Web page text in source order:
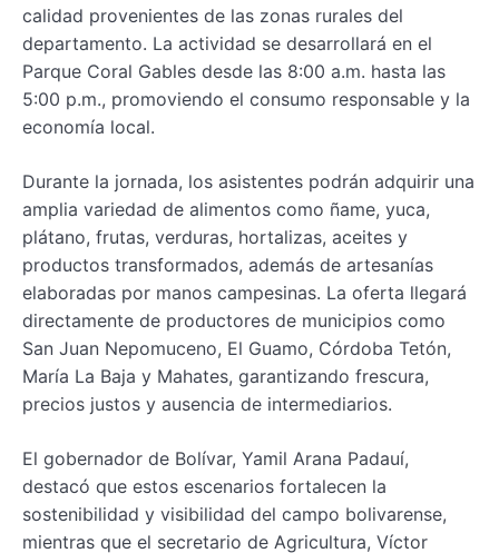
calidad provenientes de las zonas rurales del
departamento. La actividad se desarrollará en el
Parque Coral Gables desde las 8:00 a.m. hasta las
5:00 p.m., promoviendo el consumo responsable y la
economía local.
Durante la jornada, los asistentes podrán adquirir una
amplia variedad de alimentos como ñame, yuca,
plátano, frutas, verduras, hortalizas, aceites y
productos transformados, además de artesanías
elaboradas por manos campesinas. La oferta llegará
directamente de productores de municipios como
San Juan Nepomuceno, El Guamo, Córdoba Tetón,
María La Baja y Mahates, garantizando frescura,
precios justos y ausencia de intermediarios.
El gobernador de Bolívar, Yamil Arana Padauí,
destacó que estos escenarios fortalecen la
sostenibilidad y visibilidad del campo bolivarense,
mientras que el secretario de Agricultura, Víctor